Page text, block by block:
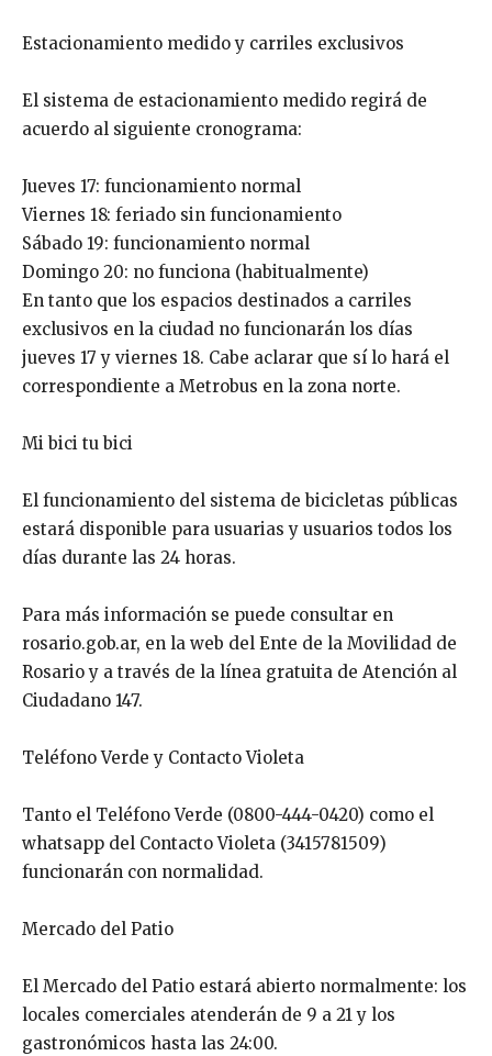
Estacionamiento medido y carriles exclusivos
El sistema de estacionamiento medido regirá de
acuerdo al siguiente cronograma:
Jueves 17: funcionamiento normal
Viernes 18: feriado sin funcionamiento
Sábado 19: funcionamiento normal
Domingo 20: no funciona (habitualmente)
En tanto que los espacios destinados a carriles
exclusivos en la ciudad no funcionarán los días
jueves 17 y viernes 18. Cabe aclarar que sí lo hará el
correspondiente a Metrobus en la zona norte.
Mi bici tu bici
El funcionamiento del sistema de bicicletas públicas
estará disponible para usuarias y usuarios todos los
días durante las 24 horas.
Para más información se puede consultar en
rosario.gob.ar, en la web del Ente de la Movilidad de
Rosario y a través de la línea gratuita de Atención al
Ciudadano 147.
Teléfono Verde y Contacto Violeta
Tanto el Teléfono Verde (0800-444-0420) como el
whatsapp del Contacto Violeta (3415781509)
funcionarán con normalidad.
Mercado del Patio
El Mercado del Patio estará abierto normalmente: los
locales comerciales atenderán de 9 a 21 y los
gastronómicos hasta las 24:00.